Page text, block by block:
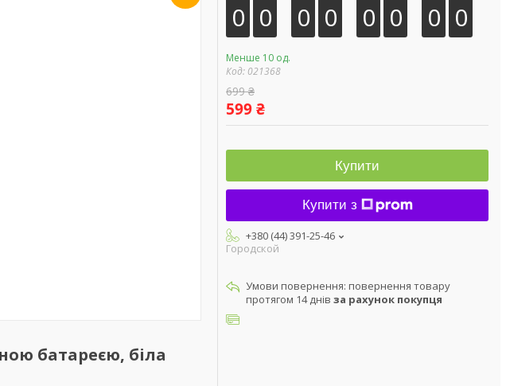
батареєю, біла
0 0 0 0 0 0 0 0
Менше 10 од.
Код: 021368
699 ₴
599 ₴
Купити
Купити з
+380 (44) 391-25-46
Городской
повернення товару
протягом 14 днів за рахунок покупця